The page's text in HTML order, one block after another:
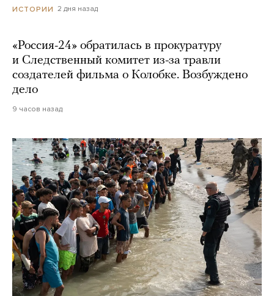
ИСТОРИИ 2 дня назад
«Россия-24» обратилась в прокуратуру
и Следственный комитет из-за травли
создателей фильма о Колобке. Возбуждено
дело
9 часов назад